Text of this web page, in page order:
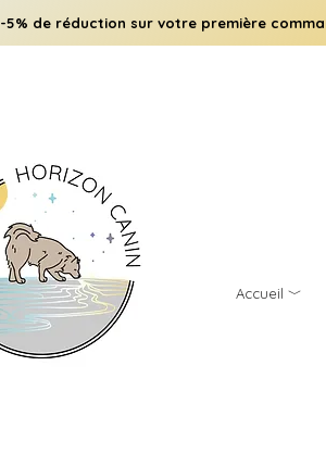
-5% de réduction sur votre première
Accueil ﹀